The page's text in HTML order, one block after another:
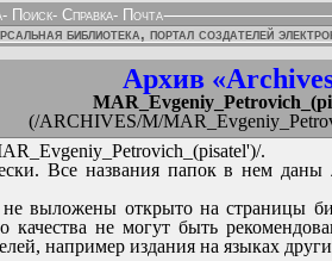
- Поиск- Справка- Почта
библиотека, портал создателей
Архив
(/ARCHIVES/M/
.
Все названия папок в нем
выложены открыто на страницы
не могут быть
например издания на языках